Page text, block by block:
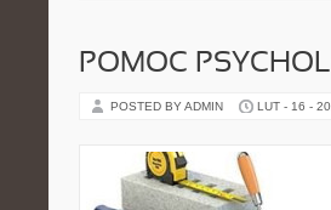
POMOC
POSTED BY ADMIN LUT - 16 -